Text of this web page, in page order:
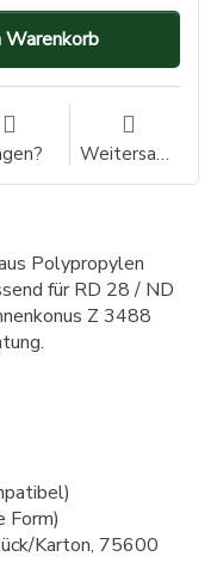
Warenkorb
Weitersagen
Polypropylen
für RD 28 / ND
Z 3488
Form)
Karton, 75600